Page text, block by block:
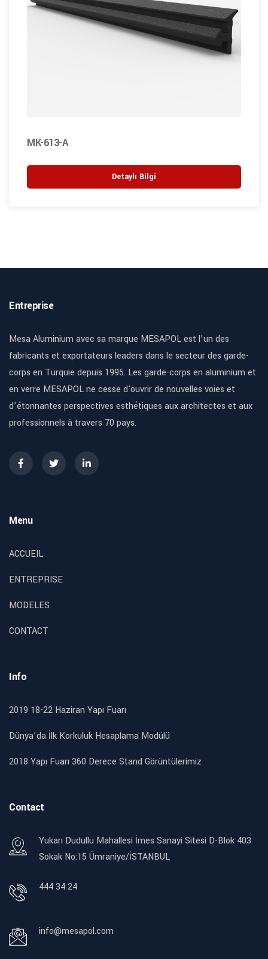
MK-613-A
Detaylı Bilgi
Entreprise
Mesa Aluminium avec sa marque MESAPOL est l’un des
fabricants et exportateurs leaders dans le secteur des garde-
corps en Turquie depuis 1995. Les garde-corps en aluminium et
en verre MESAPOL ne cesse d'ouvrir de nouvelles voies et
d'étonnantes perspectives esthétiques aux architectes et aux
professionnels à travers 70 pays.
Menu
ACCUEIL
ENTREPRISE
MODELES
CONTACT
Info
2019 18-22 Haziran Yapı Fuarı
Dünya’da İlk Korkuluk Hesaplama Modülü
2018 Yapı Fuarı 360 Derece Stand Görüntülerimiz
Contact
Yukarı Dudullu Mahallesi İmes Sanayi Sitesi D-Blok 403
Sokak No:15 Ümraniye/İSTANBUL
444 34 24
info@mesapol.com